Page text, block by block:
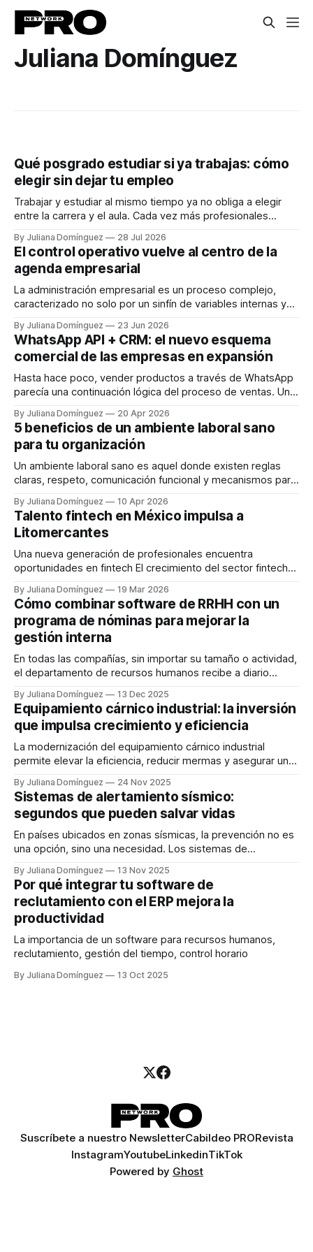
Juliana Domínguez
Qué posgrado estudiar si ya trabajas: cómo
elegir sin dejar tu empleo
Trabajar y estudiar al mismo tiempo ya no obliga a elegir
entre la carrera y el aula. Cada vez más profesionales
horario laboral sin sacrificar ingresos ni estabilidad. Por eso,
la duda no es si conviene seguir estudiando, sino de
By Juliana Domínguez 28 Jul 2026
El control operativo vuelve al centro de la
agenda empresarial
La administración empresarial es un proceso complejo,
caracterizado no solo por un sinfín de variables internas y
también por la necesidad de experimentar procesos de
cambio que hacen que el control de las operaciones sea
cada vez más complejo. Si bien esta es
By Juliana Domínguez 23 Jun 2026
WhatsApp API + CRM: el nuevo esquema
comercial de las empresas en expansión
Hasta hace poco, vender productos a través de WhatsApp
parecía una continuación lógica del proceso de ventas. Un
conversaciones y, con suerte, se cierran ventas. Este
enfoque puede funcionar bien en empresas pequeñas,
donde resulta sencillo, rápido y tiene un cierto toque
personal
By Juliana Domínguez 20 Apr 2026
5 beneficios de un ambiente laboral sano
para tu organización
Un ambiente laboral sano es aquel donde existen reglas
claras, respeto, comunicación funcional y mecanismos para
implica que la presión no se convierta en maltrato,
incertidumbre o caos. Así, el clima organizacional adecuado
genera efectos medibles en productividad, retención de
talento y
By Juliana Domínguez 10 Apr 2026
Talento fintech en México impulsa a
Litomercantes
Una nueva generación de profesionales encuentra
oportunidades en fintech El crecimiento del sector fintech
empleo en la región. La digitalización de los servicios
financieros, el auge de las plataformas de inversión en línea
y la expansión de empresas internacionales han
By Juliana Domínguez 19 Mar 2026
Cómo combinar software de RRHH con un
programa de nóminas para mejorar la
gestión interna
En todas las compañías, sin importar su tamaño o actividad,
el departamento de recursos humanos recibe a diario
los horarios y preguntas sobre nóminas. Mientras tanto, los
empleados esperan recibir respuestas rápidas y precisas, y
la presión por cumplir con la normativa laboral aumenta.
By Juliana Domínguez 13 Dec 2025
Equipamiento cárnico industrial: la inversión
que impulsa crecimiento y eficiencia
La modernización del equipamiento cárnico industrial
permite elevar la eficiencia, reducir mermas y asegurar una
inversión se ha vuelto clave para las empresas que buscan
crecer.
By Juliana Domínguez 24 Nov 2025
Sistemas de alertamiento sísmico:
segundos que pueden salvar vidas
En países ubicados en zonas sísmicas, la prevención no es
una opción, sino una necesidad. Los sistemas de
clave para proteger vidas y reducir daños materiales. Estos
dispositivos permiten anticipar la llegada de un sismo y dar
a las personas los segundos
By Juliana Domínguez 13 Nov 2025
Por qué integrar tu software de
reclutamiento con el ERP mejora la
productividad
La importancia de un software para recursos humanos,
reclutamiento, gestión del tiempo, control horario
By Juliana Domínguez 13 Oct 2025
Suscríbete a nuestro NewsletterCabildeo PRORevista
InstagramYoutubeLinkedinTikTok
Powered by Ghost